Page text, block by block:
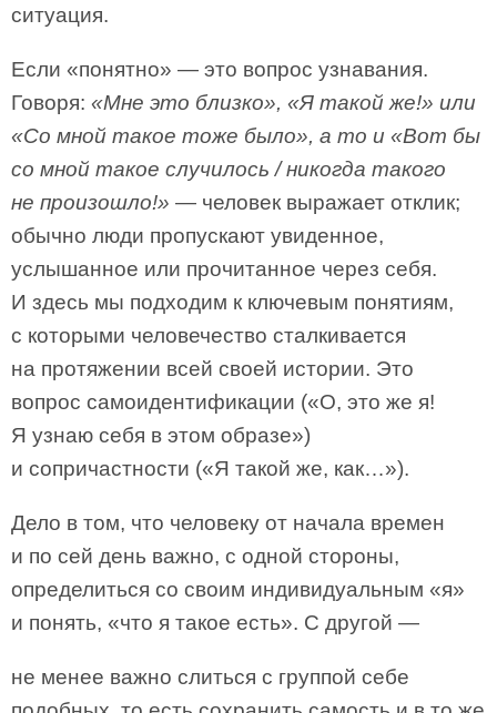
ситуация.
Если «понятно» — это вопрос узнавания.
Говоря: «Мне это близко», «Я такой же!» или
«Со мной такое тоже было», а то и «Вот бы
со мной такое случилось / никогда такого
не произошло!» — человек выражает отклик;
обычно люди пропускают увиденное,
услышанное или прочитанное через себя.
И здесь мы подходим к ключевым понятиям,
с которыми человечество сталкивается
на протяжении всей своей истории. Это
вопрос самоидентификации («О, это же я!
Я узнаю себя в этом образе»)
и сопричастности («Я такой же, как…»).
Дело в том, что человеку от начала времен
и по сей день важно, с одной стороны,
определиться со своим индивидуальным «я»
и понять, «что я такое есть». С другой —
не менее важно слиться с группой себе